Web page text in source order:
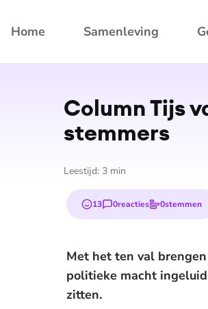
Home Samenleving
Column Tijs
stemmers
Leestijd: 3 min
13
emojis0reacties 0stemmen
Met het ten val
politieke macht
zitten.